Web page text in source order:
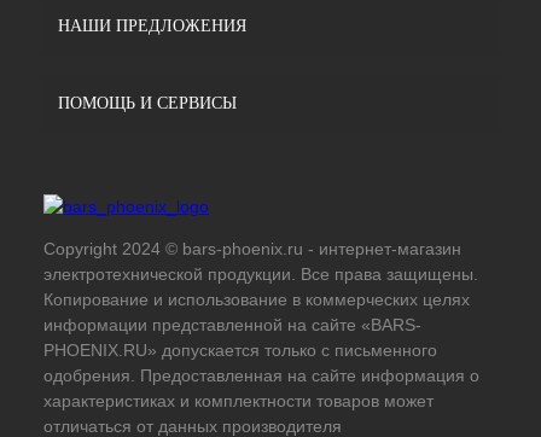
НАШИ ПРЕДЛОЖЕНИЯ
ПОМОЩЬ И СЕРВИСЫ
Copyright 2024 © bars-phoenix.ru - интернет-магазин
электротехнической продукции. Все права защищены.
Копирование и использование в коммерческих целях
информации представленной на сайте «BARS-
PHOENIX.RU» допускается только с письменного
одобрения. Предоставленная на сайте информация о
характеристиках и комплектности товаров может
отличаться от данных производителя